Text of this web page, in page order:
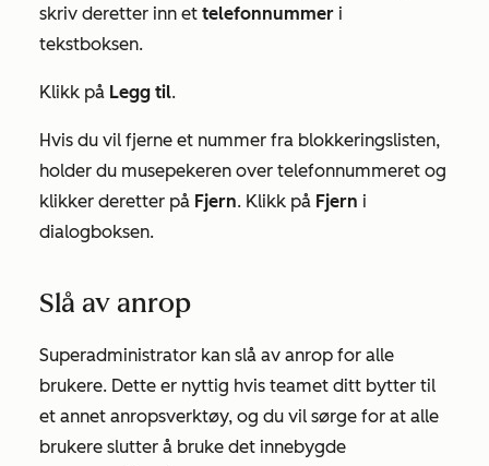
skriv deretter inn et telefonnummer i
tekstboksen.
Klikk på Legg til.
Hvis du vil fjerne et nummer fra blokkeringslisten,
holder du musepekeren over telefonnummeret og
klikker deretter på Fjern. Klikk på Fjern i
dialogboksen.
Slå av anrop
Superadministrator kan slå av anrop for alle
brukere. Dette er nyttig hvis teamet ditt bytter til
et annet anropsverktøy, og du vil sørge for at alle
brukere slutter å bruke det innebygde